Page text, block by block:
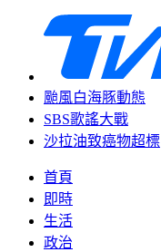
颱風白海豚動態
SBS歌謠大戰
沙拉油致癌物超標
首頁
即時
生活
政治